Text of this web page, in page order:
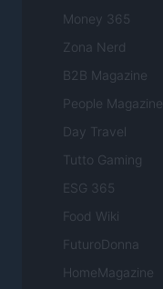
Money 365
Zona Nerd
B2B Magazine
People Magazine
Day Travel
Tutto Gaming
ESG 365
Food Wiki
FuturoDonna
HomeMagazine